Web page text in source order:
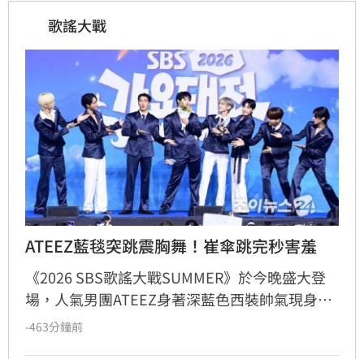
歌謠大戰
ATEEZ藍毯突跳震胸舞！崔傘跳完秒害羞
《2026 SBS歌謠大戰SUMMER》於今晚盛大登
場，人氣男團ATEEZ身著深藍色西裝帥氣現身藍
毯，展現成熟魅力。現場不僅大秀紅遍全球的招
-463分鐘前